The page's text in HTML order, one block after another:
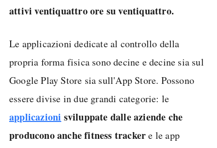
attivi ventiquattro ore su ventiquattro.
Le applicazioni dedicate al controllo della
propria forma fisica sono decine e decine sia sul
Google Play Store sia sull'App Store. Possono
essere divise in due grandi categorie: le
applicazioni sviluppate dalle aziende che
producono anche fitness trackere le app